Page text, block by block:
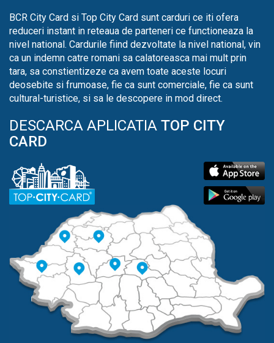
BCR City Card si Top City Card sunt carduri ce iti ofera
reduceri instant in reteaua de parteneri ce functioneaza la
nivel national. Cardurile fiind dezvoltate la nivel national, vin
ca un indemn catre romani sa calatoreasca mai mult prin
tara, sa constientizeze ca avem toate aceste locuri
deosebite si frumoase, fie ca sunt comerciale, fie ca sunt
cultural-turistice, si sa le descopere in mod direct.
DESCARCA APLICATIA TOP CITY
CARD